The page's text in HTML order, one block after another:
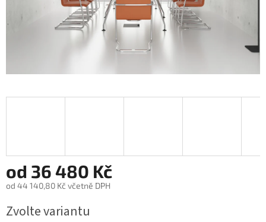
od 36 480 Kč
od 44 140,80 Kč včetně DPH
cena:
Zvolte variantu